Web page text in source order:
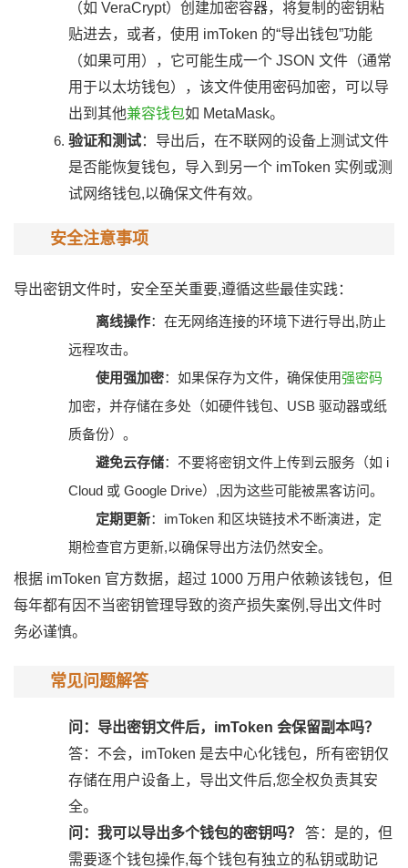
（如 VeraCrypt）创建加密容器，将复制的密钥粘
贴进去，或者，使用 imToken 的“导出钱包”功能
（如果可用），它可能生成一个 JSON 文件（通常
用于以太坊钱包），该文件使用密码加密，可以导
出到其他兼容钱包如 MetaMask。
验证和测试：导出后，在不联网的设备上测试文件
是否能恢复钱包，导入到另一个 imToken 实例或测
试网络钱包,以确保文件有效。
安全注意事项
导出密钥文件时，安全至关重要,遵循这些最佳实践：
离线操作：在无网络连接的环境下进行导出,防止
远程攻击。
使用强加密：如果保存为文件，确保使用强密码
加密，并存储在多处（如硬件钱包、USB 驱动器或纸
质备份）。
避免云存储：不要将密钥文件上传到云服务（如 i
Cloud 或 Google Drive）,因为这些可能被黑客访问。
定期更新：imToken 和区块链技术不断演进，定
期检查官方更新,以确保导出方法仍然安全。
根据 imToken 官方数据，超过 1000 万用户依赖该钱包，但
每年都有因不当密钥管理导致的资产损失案例,导出文件时
务必谨慎。
常见问题解答
问：导出密钥文件后，imToken 会保留副本吗？
答：不会，imToken 是去中心化钱包，所有密钥仅
存储在用户设备上，导出文件后,您全权负责其安
全。
问：我可以导出多个钱包的密钥吗？
答：是的，但
需要逐个钱包操作,每个钱包有独立的私钥或助记